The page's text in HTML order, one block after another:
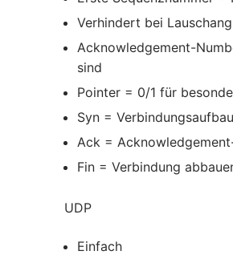
Verhindert bei
Acknowledgement-
sind
Pointer = 0/1 für
Syn = Verbindungsaufbau
Ack =
Fin = Verbindung
UDP
Einfach